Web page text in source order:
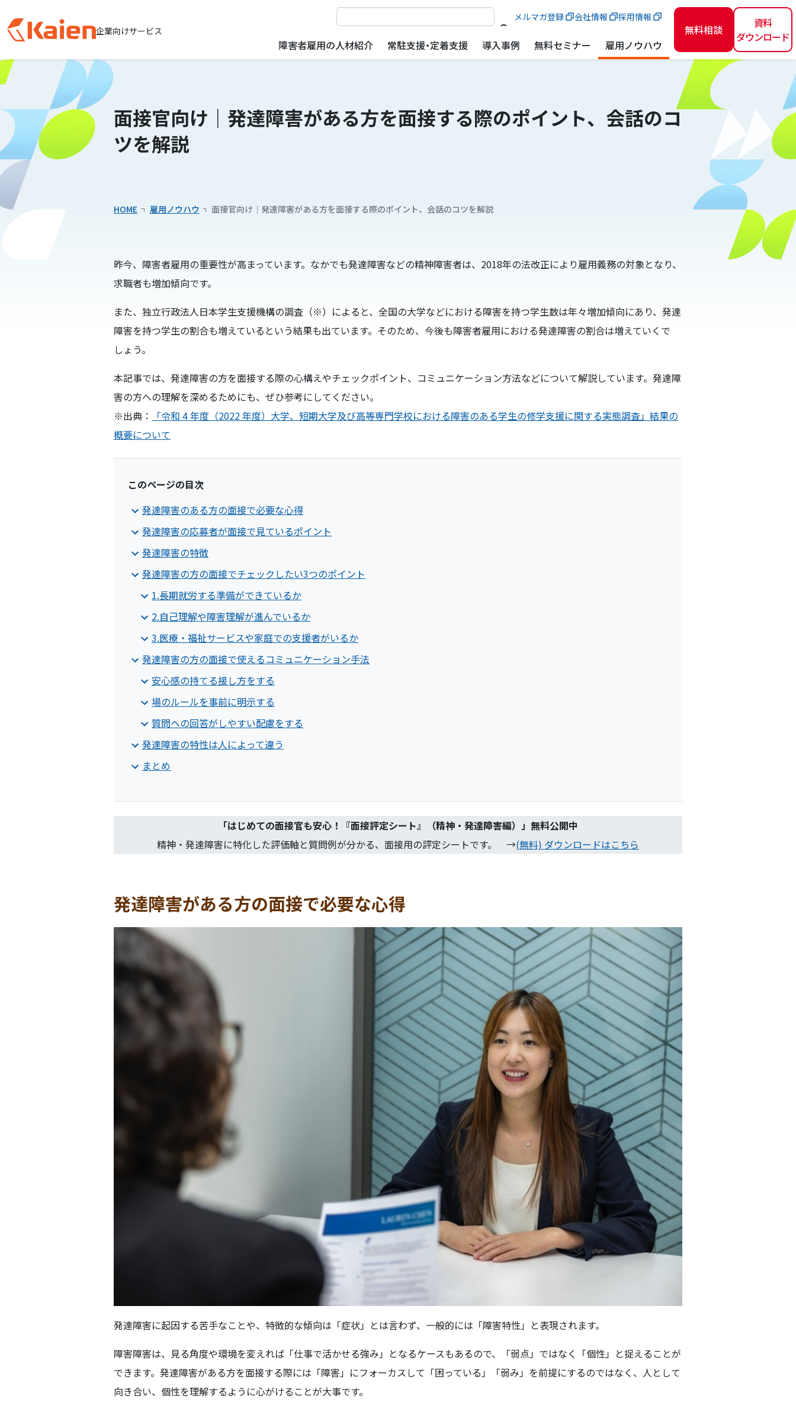
メ
イ
コ
ン
ツ
へ
キッ
企業向けサービス
サイト内検索 メルマガ登録 会社情報 採用情報
障害者雇用の人材紹介 常駐支援・定着支援 導入事例 無料セミナー 雇用ノウハウ
無料相談
資料
ダウンロード
面接官向け｜発達障害がある方を面接する際のポイント、会話のコ
ツを解説
HOME 雇用ノウハウ 面接官向け｜発達障害がある方を面接する際のポイント、会話のコツを解説
昨今、障害者雇用の重要性が高まっています。なかでも発達障害などの精神障害者は、2018年の法改正により雇用義務の対象となり、
求職者も増加傾向です。
また、独立行政法人日本学生支援機構の調査（※）によると、全国の大学などにおける障害を持つ学生数は年々増加傾向にあり、発達
障害を持つ学生の割合も増えているという結果も出ています。そのため、今後も障害者雇用における発達障害の割合は増えていくで
しょう。
本記事では、発達障害の方を面接する際の心構えやチェックポイント、コミュニケーション方法などについて解説しています。発達障
害の方への理解を深めるためにも、ぜひ参考にしてください。
※出典：
「令和 4 年度（2022 年度）大学、短期大学及び高等専門学校における障害のある学生の修学支援に関する実態調査」結果の
概要について
このページの目次
発達障害のある方の面接で必要な心得
発達障害の応募者が面接で見ているポイント
発達障害の特徴
発達障害の方の面接でチェックしたい3つのポイント
1.長期就労する準備ができているか
2.自己理解や障害理解が進んでいるか
3.医療・福祉サービスや家庭での支援者がいるか
発達障害の方の面接で使えるコミュニケーション手法
安心感の持てる接し方をする
場のルールを事前に明示する
質問への回答がしやすい配慮をする
発達障害の特性は人によって違う
まとめ
「はじめての面接官も安心！『面接評定シート』（精神・発達障害編） 」無料公開中
精神・発達障害に特化した評価軸と質問例が分かる、面接用の評定シートです。 →(無料) ダウンロードはこちら
発達障害がある方の面接で必要な心得
発達障害に起因する苦手なことや、特徴的な傾向は「症状」とは言わず、一般的には「障害特性」と表現されます。
障害障害は、見る角度や環境を変えれば「仕事で活かせる強み」となるケースもあるので、「弱点」ではなく「個性」と捉えることが
できます。発達障害がある方を面接する際には「障害」にフォーカスして「困っている」「弱み」を前提にするのではなく、人として
向き合い、個性を理解するように心がけることが大事です。